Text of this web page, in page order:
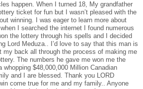
happen. When I turned 18, My grandfather
ticket for fun but I wasn’t pleased with the
winning. I was eager to learn more about
I searched the internet I found numerous
the lottery through his spells and I decided
Lord Meduza.. I’d love to say that this man is
my back all through the process of making me
The numbers he gave me won me the
whopping $48,000,000 Million Canadian
and I are blessed. Thank you LORD
come true for me and my family.. Anyone